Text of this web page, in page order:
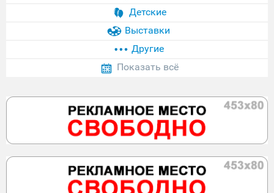
Детские
Выставки
Другие
Показать всё